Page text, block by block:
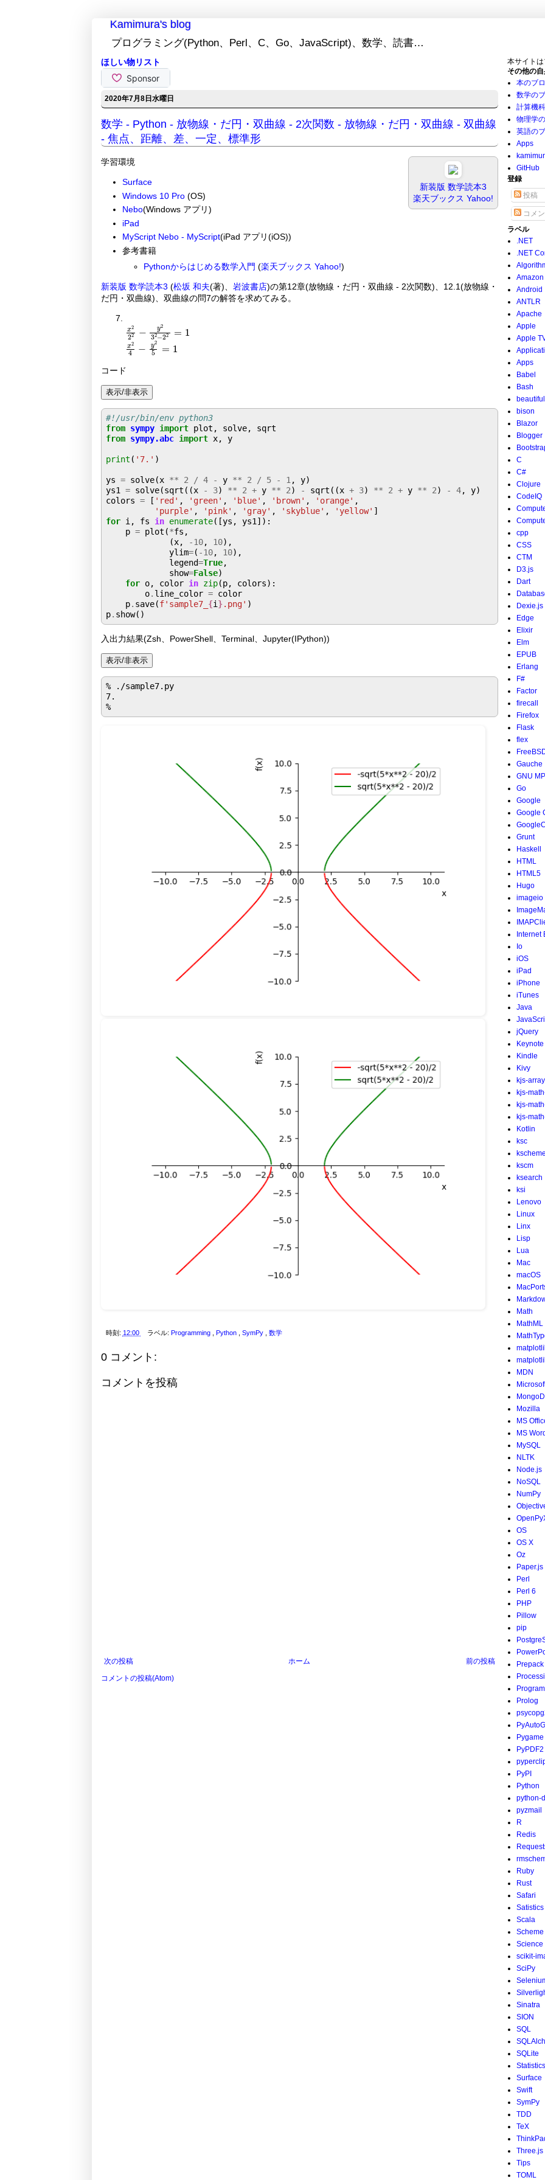
Kamimura's blog
プログラミング(Python、Perl、C、Go、JavaScript)、数学、読書…
ほしい物リスト
2020年7月8日水曜日
数学 - Python - 放物線・だ円・双曲線 - 2次関数 - 放物線・だ円・双曲線 - 双曲線
- 焦点、距離、差、一定、標準形
新装版 数学読本3
楽天ブックス Yahoo!
学習環境
Surface
Windows 10 Pro(OS)
Nebo(Windows アプリ)
iPad
MyScript Nebo - MyScript(iPad アプリ(iOS))
参考書籍
Pythonからはじめる数学入門 (楽天ブックス Yahoo!)
新装版 数学読本3 (松坂 和夫(著)、 岩波書店)の第12章(放物線・だ円・双曲線 - 2次関数)、12.1(放物線・
だ円・双曲線)、双曲線の問7の解答を求めてみる。
x2 23
22
x2 25 =
コード
表示/非表示
#!/usr/bin/env python3
from sympy import
from sympy.abc import x, y
print ( '7.' )
ys = solve(x ** 2 / 4 - y ** 2 / 5 - 1 , y)
ys1 = solve(sqrt((x - 3) ** 2 + y ** 2) - sqrt((x + 3) ** 2 + y ** 2) - 4, y)
colors = [ 'red' , 'green' , 'blue' , 'brown' , 'orange' ,
'purple' , 'pink' , 'gray' , 'skyblue' , 'yellow'
for i, fs in enumerate([ys, ys1]):
    p
= plot(*fs,
             (x,
-10, 10),
             ylim
=( -10, 10),
             legend
=True,
             show
=False)
for o, color in zip(p, colors):
        o
. line_color = color
    p
. save(f'sample7_ {i }.png' )
p.
入出力結果(Zsh、PowerShell、Terminal、Jupyter(IPython))
表示/非表示
% ./sample7.py
7.
%
時刻: 12:00 ラベル:Programming ,Python ,SymPy ,数学
0 コメント:
コメントを投稿
次の投稿 前の投稿
ホーム
コメントの投稿(Atom)
本サイトは
その他の
本のブ
数学の
計算機
物理学
英語の
Apps
GitHub
登録
投稿
コメン
ラベル
.NET
.NET
Amazon
Android
ANTLR
Apache
Apple
Apple
Apps
Babel
Bash
bison
Blazor
Blogger
C
C#
Clojure
CodeIQ
cpp
CSS
CTM
D3.js
Dart
Dexie.js
Edge
Elixir
Elm
EPUB
Erlang
F#
Factor
firecall
Firefox
Flask
flex
Gauche
GNU
Go
Google
Google
Grunt
Haskell
HTML
HTML5
Hugo
imageio
Internet
Io
iOS
iPad
iPhone
iTunes
Java
jQuery
Keynote
Kindle
Kivy
kjs-array
kjs-
kjs-
kjs-
Kotlin
ksc
kscheme
kscm
ksearch
ksi
Lenovo
Linux
Linx
Lisp
Lua
Mac
macOS
Math
MathML
MDN
Mozilla
MS
MS Word
MySQL
NLTK
Node.js
NoSQL
NumPy
OS
OS X
Oz
Paper.js
Perl
Perl 6
PHP
Pillow
pip
Prepack
Prolog
Pygame
PyPDF2
PyPI
Python
python-
pyzmail
R
Redis
Ruby
Rust
Safari
Satistics
Scala
Scheme
Science
scikit-
SciPy
Sinatra
SION
SQL
SQLite
Statistics
Surface
Swift
SymPy
TDD
TeX
Three.js
Tips
TOML